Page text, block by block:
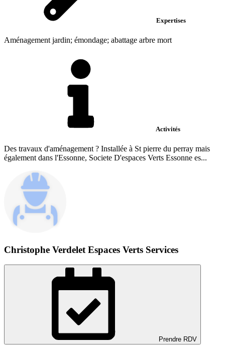
Expertises
Aménagement jardin; émondage; abattage arbre mort
Activités
Des travaux d'aménagement ? Installée à St pierre du perray mais
également dans l'Essonne, Societe D'espaces Verts Essonne es...
Christophe Verdelet Espaces Verts Services
Prendre RDV